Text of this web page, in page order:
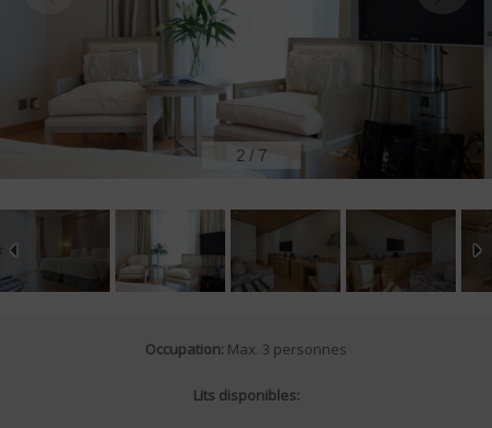
2 / 7
Occupation: Max. 3 personnes
Lits disponibles: